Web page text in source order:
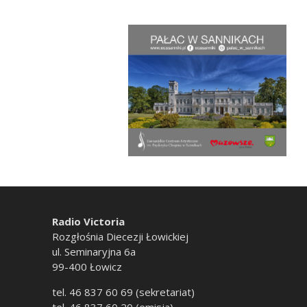
Radio Victoria
Rozgłośnia Diecezji Łowickiej
ul. Seminaryjna 6a
99-400 Łowicz
tel. 46 837 60 69 (sekretariat)